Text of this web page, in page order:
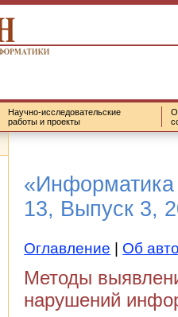
Научно-исследовательские
работы и проекты
13, Выпуск 3,
Оглавление | Об
Методы
нарушений